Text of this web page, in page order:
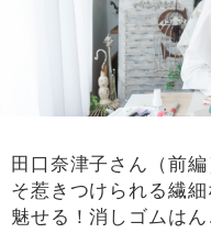
田口奈津子さん（前
そ惹きつけられる繊
魅せる！消しゴムはん